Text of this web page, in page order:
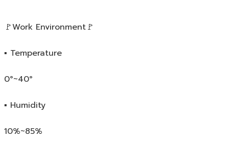
🚩Work Environment🚩
▪️ Temperature
0°~40°
▪️ Humidity
10%~85%